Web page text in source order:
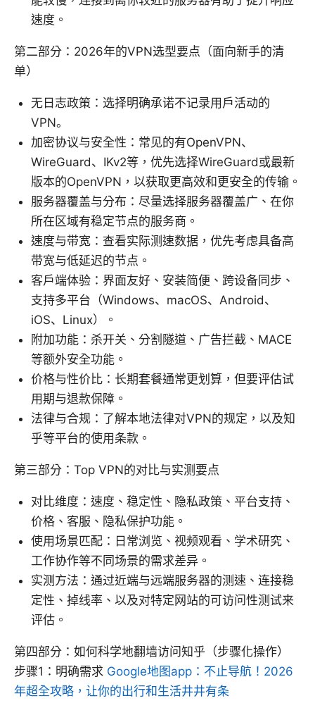
速度。
第二部分：2026年的VPN选型要点（面向新手的清
单）
无日志政策：选择明确承诺不记录用户活动的
VPN。
加密协议与安全性：常见的有OpenVPN、
WireGuard、IKv2等，优先选择WireGuard或最新
版本的OpenVPN，以获取更高效和更安全的传输。
服务器覆盖与分布：尽量选择服务器覆盖广、在你
所在区域有稳定节点的服务商。
速度与带宽：查看实际测速数据，优先考虑具备高
带宽与低延迟的节点。
客户端体验：界面友好、安装简便、跨设备同步、
支持多平台（Windows、macOS、Android、
iOS、Linux）。
附加功能：杀开关、分割隧道、广告拦截、MACE
等额外安全功能。
价格与性价比：长期套餐通常更划算，但要评估试
用期与退款保障。
法律与合规：了解本地法律对VPN的规定，以及知
乎等平台的使用条款。
第三部分：Top VPN的对比与实测要点
对比维度：速度、稳定性、隐私政策、平台支持、
价格、客服、隐私保护功能。
使用场景匹配：日常浏览、视频观看、学术研究、
工作协作等不同场景的需求差异。
实测方法：通过近端与远端服务器的测速、连接稳
定性、掉线率、以及对特定网站的可访问性测试来
评估。
第四部分：如何科学地翻墙访问知乎（步骤化操作）
步骤1：明确需求 Google地图app：不止导航！2026
年超全攻略，让你的出行和生活井井有条